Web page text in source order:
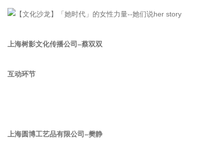
上海树影文化传播公司–蔡双双
互动环节
上海圆博工艺品有限公司–樊静